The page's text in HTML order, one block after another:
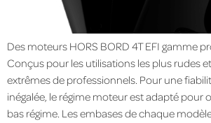
Des moteurs HORS BORD 4T EFI gamme
Conçus pour les utilisations les plus rudes
extrêmes de professionnels. Pour une
inégalée, le régime moteur est adapté pour
bas régime. Les embases de chaque